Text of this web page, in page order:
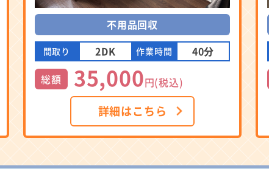
不用品回収
間取り 2DK 作業時間
40分
総額
35,000円(税込)
詳細はこちら